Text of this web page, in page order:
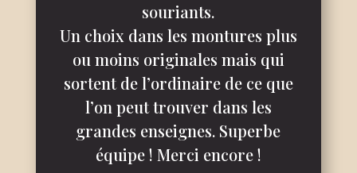
souriants.
Un choix dans les montures plus
ou moins originales mais qui
sortent de l’ordinaire de ce que
l’on peut trouver dans les
grandes enseignes. Superbe
équipe ! Merci encore !